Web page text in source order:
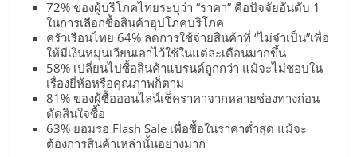
ไชส์
แฟ
รน
72% ของผู้บริโภคไทยระบุว่า “ราคา” คือปัจจัยอันดับ 1
ในการเลือกซื้อสินค้าอุปโภคบริโภค
ครัวเรือนไทย 64% ลดการใช้จ่ายสินค้าที่ “ไม่จำเป็น”เพื่อ
ให้มีเงินหมุนเวียนเอาไว้ใช้ในแต่ละเดือนมากขึ้น
58% เปลี่ยนไปซื้อสินค้าแบรนด์ถูกกว่า แม้จะไม่ชอบใน
เรื่องยี่ห้อหรือคุณภาพก็ตาม
81% ของผู้ซื้อออนไลน์เช็คราคาจากหลายช่องทางก่อน
ตัดสินใจซื้อ
63% ยอมรอ Flash Sale เพื่อซื้อในราคาต่ำสุด แม้จะ
ต้องการสินค้าเหล่านั้นอย่างมาก